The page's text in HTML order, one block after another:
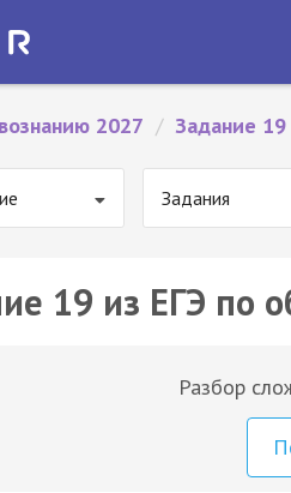
2027 / Задание 19
Задания
19 из ЕГЭ по
Разбор